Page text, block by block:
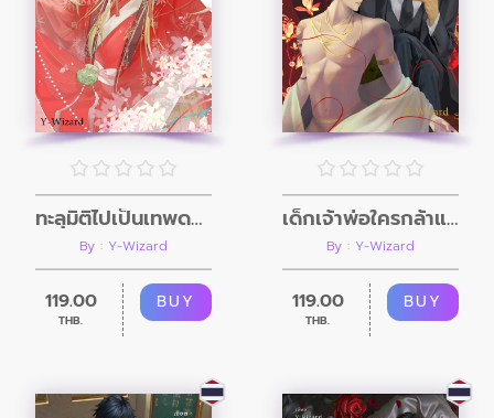
ทะลุมิติไปเป็นเทพดวงซวยในนิยายติ๊งต๊องแสนวุ่น
By : Y-Wizard
119.00
THB.
BUY
เด็กเจ้าพ่อใครกล้าแตะ (Omegaverse)
By : Y-Wizard
119.00
THB.
BUY